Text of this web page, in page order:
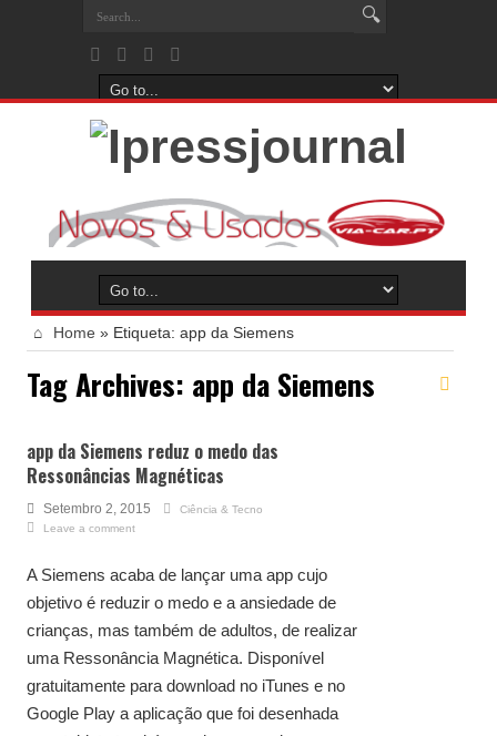
Home » Etiqueta: app da Siemens
Tag Archives: app da Siemens
app da Siemens reduz o medo das
Ressonâncias Magnéticas
Setembro 2, 2015
Ciência & Tecno
Leave a comment
A Siemens acaba de lançar uma app cujo
objetivo é reduzir o medo e a ansiedade de
crianças, mas também de adultos, de realizar
uma Ressonância Magnética. Disponível
gratuitamente para download no iTunes e no
Google Play a aplicação que foi desenhada